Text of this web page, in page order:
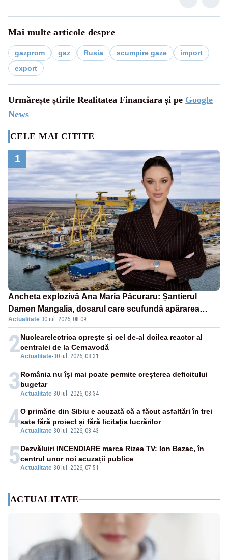
Mai multe articole despre
gazprom gaz Rusia scumpire gaze
import
export
Urmărește știrile Realitatea Financiara și pe Google
News
CELE MAI CITITE
1
Ancheta explozivă Ana Maria Păcuraru: Șantierul
Damen Mangalia, dosarul care scufundă apărarea
României
Actualitate·30 iul. 2026, 08:09
2Actualitate-30 iul. 2026, 08:31
Nuclearelectrica opreşte şi cel de-al doilea reactor al
centralei de la Cernavodă
3Actualitate-30 iul. 2026, 08:34
România nu își mai poate permite creșterea deficitului
bugetar
4Actualitate-30 iul. 2026, 08:43
O primărie din Sibiu e acuzată că a făcut asfaltări în trei
sate fără proiect și fără licitația lucrărilor
5Actualitate-30 iul. 2026, 07:51
Dezvăluiri INCENDIARE marca Rizea TV: Ion Bazac, în
centrul unor noi acuzații publice
ACTUALITATE